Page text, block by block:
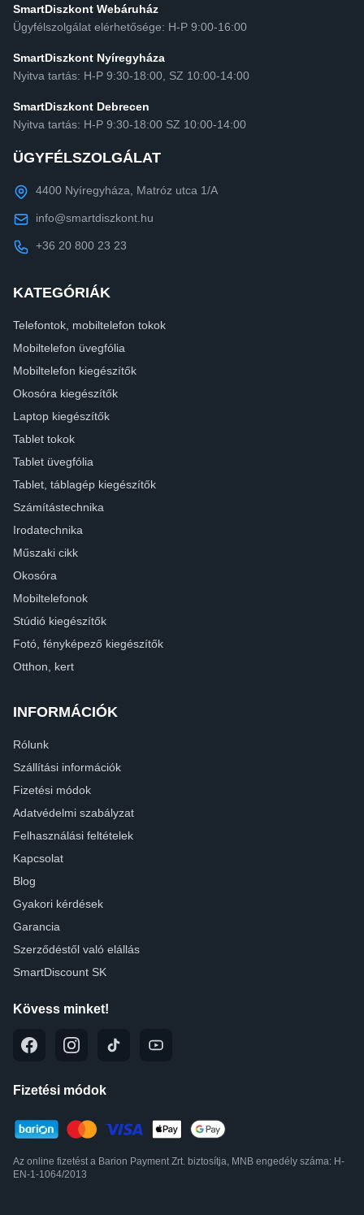
SmartDiszkont Webáruház
Ügyfélszolgálat elérhetősége: H-P 9:00-16:00
SmartDiszkont Nyíregyháza
Nyitva tartás: H-P 9:30-18:00, SZ 10:00-14:00
SmartDiszkont Debrecen
Nyitva tartás: H-P 9:30-18:00 SZ 10:00-14:00
ÜGYFÉLSZOLGÁLAT
4400 Nyíregyháza, Matróz utca 1/A
info@smartdiszkont.hu
+36 20 800 23 23
KATEGÓRIÁK
Telefontok, mobiltelefon tokok
Mobiltelefon üvegfólia
Mobiltelefon kiegészítők
Okosóra kiegészítők
Laptop kiegészítők
Tablet tokok
Tablet üvegfólia
Tablet, táblagép kiegészítők
Számítástechnika
Irodatechnika
Műszaki cikk
Okosóra
Mobiltelefonok
Stúdió kiegészítők
Fotó, fényképező kiegészítők
Otthon, kert
INFORMÁCIÓK
Rólunk
Szállítási információk
Fizetési módok
Adatvédelmi szabályzat
Felhasználási feltételek
Kapcsolat
Blog
Gyakori kérdések
Garancia
Szerződéstől való elállás
SmartDiscount SK
Kövess minket!
Fizetési módok
Az online fizetést a Barion Payment Zrt. biztosítja, MNB engedély száma: H-
EN-1-1064/2013